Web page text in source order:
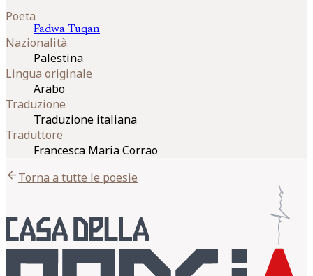
Poeta
Fadwa Tuqan
Nazionalità
Palestina
Lingua originale
Arabo
Traduzione
Traduzione italiana
Traduttore
Francesca Maria Corrao
arrow_backTorna a tutte le poesie